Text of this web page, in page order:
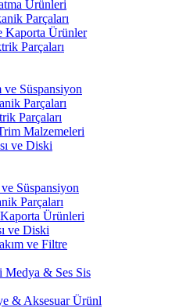
Ürünleri
Parçaları
Kaporta Ürünler
Parçaları
ve Süspansiyon
Parçaları
Parçaları
Malzemeleri
ve Diski
Süspansiyon
Parçaları
Ürünleri
ve Diski
ve Filtre
& Ses Sis
& Aksesuar Ürünl